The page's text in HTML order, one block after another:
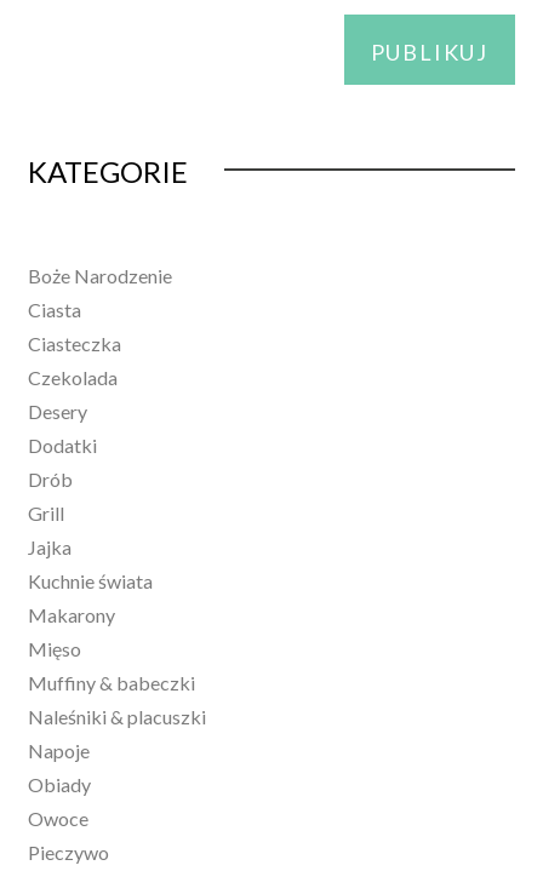
KATEGORIE
Boże Narodzenie
Ciasta
Ciasteczka
Czekolada
Desery
Dodatki
Drób
Grill
Jajka
Kuchnie świata
Makarony
Mięso
Muffiny & babeczki
Naleśniki & placuszki
Napoje
Obiady
Owoce
Pieczywo